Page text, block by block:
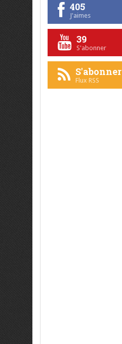
405
J'aimes
39
S'abonner
S'abonner
Flux RSS